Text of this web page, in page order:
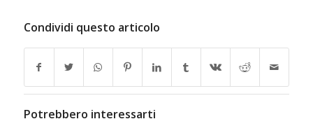
Condividi questo articolo
Potrebbero interessarti